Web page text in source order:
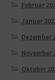
Februar
Januar
Dezember
November
Oktober